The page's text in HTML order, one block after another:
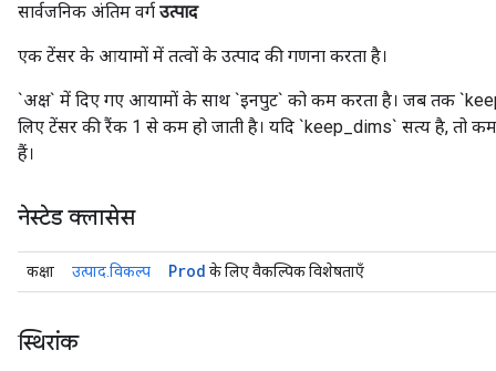
सार्वजनिक अंतिम वर्ग उत्पाद
एक टेंसर के आयामों में तत्वों के उत्पाद की गणना करता है।
`अक्ष` में दिए गए आयामों के साथ `इनपुट` को कम करता है। जब तक
लिए टेंसर की रैंक 1 से कम हो जाती है। यदि `keep_dims` सत्य है, तो
हैं।
नेस्टेड क्लासेस
कक्षा उत्पाद.विकल्प Prod के लिए वैकल्पिक विशेषताएँ
स्थिरांक